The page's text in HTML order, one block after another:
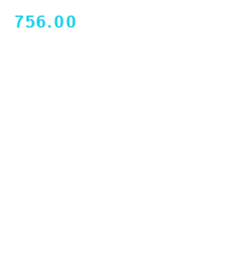
Cena:
756.00